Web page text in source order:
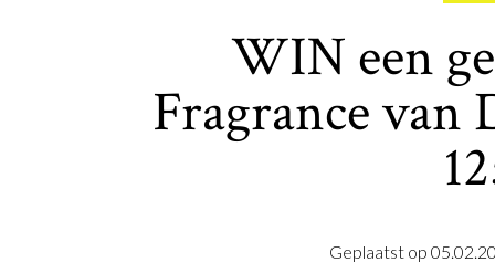
WIN een
Fragrance van
Geplaatst op